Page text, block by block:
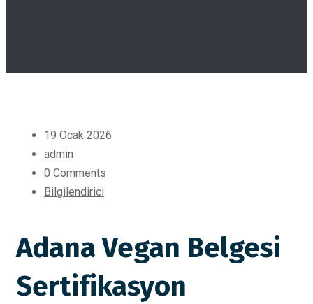
19 Ocak 2026
admin
0 Comments
Bilgilendirici
Adana Vegan Belgesi
Sertifikasyon